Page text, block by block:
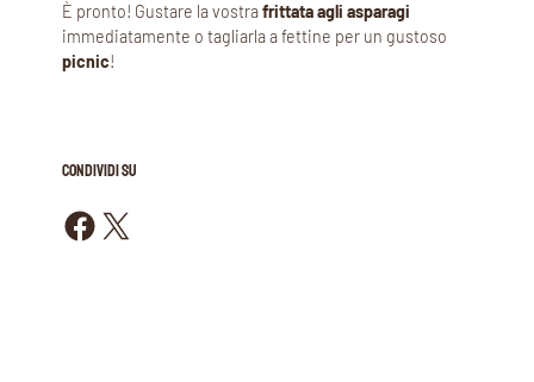
È pronto! Gustare la vostrafrittata agli asparagi
immediatamente o tagliarla a fettine per un gustoso
picnic!
CONDIVIDI SU
Condividi su Facebook Condividi su X